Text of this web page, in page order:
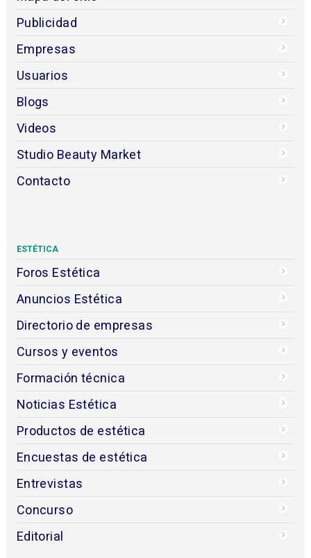
Publicidad
Empresas
Usuarios
Blogs
Videos
Studio Beauty Market
Contacto
ESTÉTICA
Foros Estética
Anuncios Estética
Directorio de empresas
Cursos y eventos
Formación técnica
Noticias Estética
Productos de estética
Encuestas de estética
Entrevistas
Concurso
Editorial